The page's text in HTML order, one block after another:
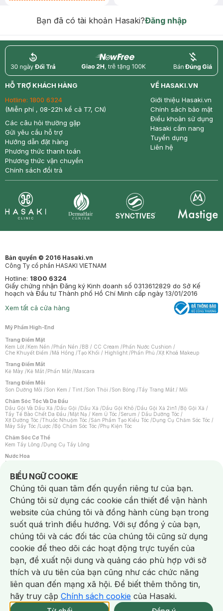
NowFree 2H Giao Nhanh Miễn Phí 2H Xem chi tiết
Bạn đã có tài khoản Hasaki?Đăng nhập
return nowfree price
HỖ TRỢ KHÁCH HÀNG
Hotline: 1800 6324
(Miễn phí , 08-22h kể cả T7, CN)
Các câu hỏi thường gặp
Gửi yêu cầu hỗ trợ
Hướng dẫn đặt hàng
Phương thức thanh toán
Phương thức vận chuyển
Chính sách đổi trả
VỀ HASAKI.VN
Giới thiệu Hasaki.vn
Chính sách bảo mật
Điều khoản sử dụng
Hasaki cẩm nang
Tuyển dụng
Liên hệ
Bản quyền © 2016 Hasaki.vn
Công Ty cổ phần HASAKI VIETNAM
Hotline: 1800 6324
Giấy chứng nhận Đăng ký Kinh doanh số 0313612829 do Sở Kế
hoạch và Đầu tư Thành phố Hồ Chí Minh cấp ngày 13/01/2016
Xem tất cả cửa hàng
Mỹ Phẩm High-End
Trang Điểm Mặt
Kem Lót /Kem Nền /Phấn Nền /BB / CC Cream /Phấn Nước Cushion /
Che Khuyết Điểm /Má Hồng /Tạo Khối / Highlight /Phấn Phủ /Xịt Khoá Makeup
Trang Điểm Mắt
Kẻ Mày /Kẻ Mắt /Phấn Mắt /Mascara
Trang Điểm Môi
Son Dưỡng Môi /Son Kem / Tint /Son Thỏi /Son Bóng /Tẩy Trang Mắt / Môi
Chăm Sóc Tóc Và Da Đầu
Dầu Gội Và Dầu Xả /Dầu Gội /Dầu Xả /Dầu Gội Khô /Dầu Gội Xả 2in1 /Bộ Gội Xả /
Tẩy Tế Bào Chết Da Đầu /Mặt Nạ / Kem Ủ Tóc /Serum / Dầu Dưỡng Tóc /
Xịt Dưỡng Tóc /Thuốc Nhuộm Tóc /Sản Phẩm Tạo Kiểu Tóc /Dụng Cụ Chăm Sóc Tóc /
Máy Sấy Tóc /Lược /Bộ Chăm Sóc Tóc /Phụ Kiện Tóc
Chăm Sóc Cơ Thể
Kem Tẩy Lông /Dụng Cụ Tẩy Lông
Nước Hoa
Nước Hoa Nữ
Chăm Sóc Cá Nhân
Chống Muỗi /Khẩu Trang /Máy Massage/Mặt Nạ Xông Hơi /Nước Rửa Tay/
Sản Phẩm Chăm Sóc Khác /Bàn Chải Đánh Răng /Bàn Chải Điện/
Hỗ Trợ Trắng Răng/Kem Đánh Răng /Máy Tăm Nước/ Nước Súc Miệng/
Tăm / Chỉ Nha Khoa/ Xịt Thơm Miệng / Dung Dịch Vệ Sinh/Dưỡng Vùng Kín/
Khăn Ướt Vệ Sinh Vùng Kín/Băng Vệ Sinh/Tampon/Bọt Cạo Râu /Dao Cạo Râu/
Máy Cạo Râu
Vấn Đề Về Da
Da Dầu / Lỗ Chân Lông To/ Da Khô / Mất Nước/ Da Lão Hóa/ Da Mụn/
Da Nhạy Cảm / Kích Ứng
Da Xỉn Màu Thâm / Nám / Tàn Nhang
Quầng Thâm & Bọng Mắt /Sẹo /Viêm Da Cơ Địa
Dụng Cụ / Phụ Kiện Chăm Sóc Da
Bông Tẩy Trang
Khăn Lau Mặt Khô Dụng Cụ / Máy Rửa Mặt Máy Chăm Sóc Da
Dụng Cụ Chăm Sóc Khác
BIỂU NGỮ COOKIE
Notice about cookies usage
Chúng tôi quan tâm đến quyền riêng tư của bạn.
Chúng tôi sử dụng các cookie cần thiết để vận hành
website của chúng tôi và đồng hành cùng bạn trong
suốt quá trình điều hướng. Với sự đồng ý của bạn,
chúng tôi và các đối tác của chúng tôi cũng sử dụng
cookie để theo dõi các hoạt động trực tuyến của
bạn, đề xuất nội dung và quảng cáo phù hợp với sở
thích và ưu tiên của bạn cũng như các chức năng
liên quan đến mạng xã hội. Để biết thêm thông tin,
hãy truy cập Chính sách cookie của Hasaki.